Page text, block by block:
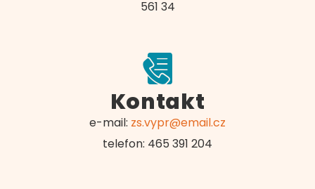
561 34
Kontakt
e-mail: zs.vypr@email.cz
telefon: 465 391 204